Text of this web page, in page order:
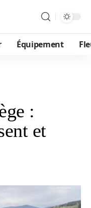
Équipement
:
et